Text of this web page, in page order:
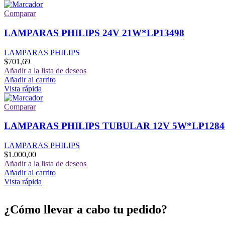
Comparar
LAMPARAS PHILIPS 24V 21W*LP13498
LAMPARAS PHILIPS
$701,69
Añadir a la lista de deseos
Añadir al carrito
Vista rápida
Comparar
LAMPARAS PHILIPS TUBULAR 12V
LAMPARAS PHILIPS
$1.000,00
Añadir a la lista de deseos
Añadir al carrito
Vista rápida
¿Cómo llevar a cabo tu pedido?